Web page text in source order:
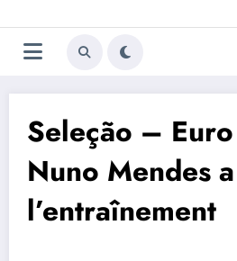
au
contenu
Seleção –
Nuno Mendes
l’entraînement